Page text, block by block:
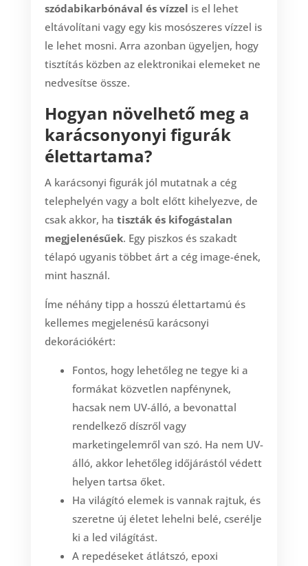
szódabikarbónával és vízzel is el lehet
eltávolítani vagy egy kis mosószeres vízzel is
le lehet mosni. Arra azonban ügyeljen, hogy
tisztítás közben az elektronikai elemeket ne
nedvesítse össze.
Hogyan növelhető meg a
karácsonyonyi figurák
élettartama?
A karácsonyi figurák jól mutatnak a cég
telephelyén vagy a bolt előtt kihelyezve, de
csak akkor, ha tiszták és kifogástalan
megjelenésűek. Egy piszkos és szakadt
télapó ugyanis többet árt a cég image-ének,
mint használ.
Íme néhány tipp a hosszú élettartamú és
kellemes megjelenésű karácsonyi
dekorációkért:
Fontos, hogy lehetőleg ne tegye ki a
formákat közvetlen napfénynek,
hacsak nem UV-álló, a bevonattal
rendelkező díszről vagy
marketingelemről van szó. Ha nem UV-
álló, akkor lehetőleg időjárástól védett
helyen tartsa őket.
Ha világító elemek is vannak rajtuk, és
szeretne új életet lehelni belé, cserélje
ki a led világítást.
A repedéseket átlátszó, epoxi